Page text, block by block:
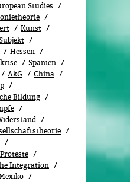
Studies
Kunst
Hessen
Spanien
AkG
China
Bildung
Proteste
Integration